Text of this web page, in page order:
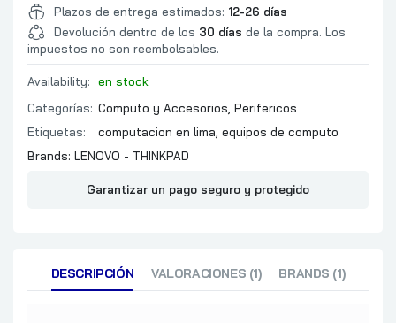
Plazos de entrega estimados: 12-26 días
Devolución dentro de los 30 días de la compra. Los
impuestos no son reembolsables.
Availability:
en stock
Categorías: Computo y Accesorios Perifericos
Etiquetas:
computacion en lima equipos de computo
Brands: LENOVO - THINKPAD
Garantizar un pago seguro y protegido
DESCRIPCIÓN VALORACIONES (1) BRANDS (1)